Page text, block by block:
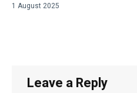
1 August 2025
Leave a Reply